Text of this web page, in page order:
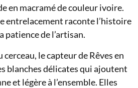
en macramé de couleur ivoire.
entrelacement raconte l’histoire
patience de l’artisan.
cerceau, le capteur de Rêves en
blanches délicates qui ajoutent
et légère à l’ensemble. Elles